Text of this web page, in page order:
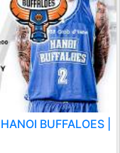
BUFFALOES |